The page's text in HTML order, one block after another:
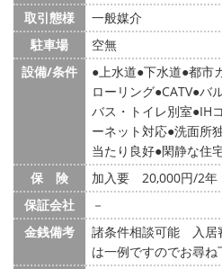
取引態様
一般媒介
駐車場
空無
設備/条件
上水道 下水道 都市
ローリング CATV バ
バス・トイレ別室 IH
ーネット対応 洗面所
当たり良好 閑静な住
保 険
加入要 20,000円/2年
保証会社
－
金銭備考
諸条件相談可能 入居
は一例ですのでお尋ね